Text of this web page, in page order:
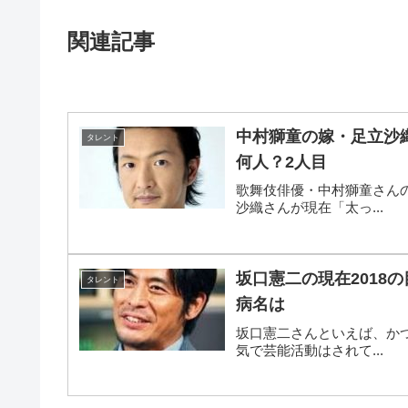
関連記事
タレント
中村獅童の嫁・足立沙
何人？2人目
歌舞伎俳優・中村獅童さん
沙織さんが現在「太っ...
タレント
坂口憲二の現在2018
病名は
坂口憲二さんといえば、か
気で芸能活動はされて...